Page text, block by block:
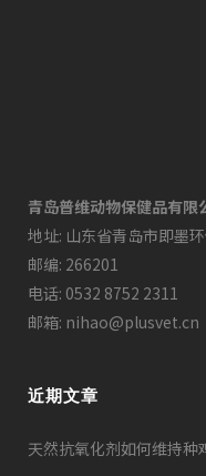
青岛普维动物保健品有限
地址: 山东省青岛市即墨
邮编: 266201
电话: 0532 8752 2311
邮箱: nihao@plusvet.cn
近期文章
天然抗氧化剂如何维持种